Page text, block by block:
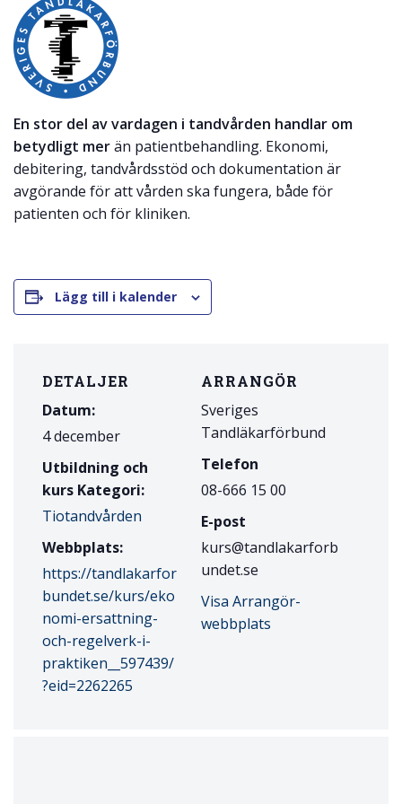
En stor del av vardagen i tandvården handlar om
betydligt merän patientbehandling. Ekonomi,
debitering, tandvårdsstöd och dokumentation är
avgörande för att vården ska fungera, både för
patienten och för kliniken.
Lägg till i kalender
DETALJER
Datum:
4 december
Utbildning och
kurs Kategori:
Tiotandvården
Webbplats:
https://tandlakarfor
bundet.se/kurs/eko
nomi-ersattning-
och-regelverk-i-
praktiken__597439/
?eid=2262265
ARRANGÖR
Sveriges
Tandläkarförbund
Telefon
08-666 15 00
E-post
kurs@tandlakarforb
undet.se
Visa Arrangör-
webbplats